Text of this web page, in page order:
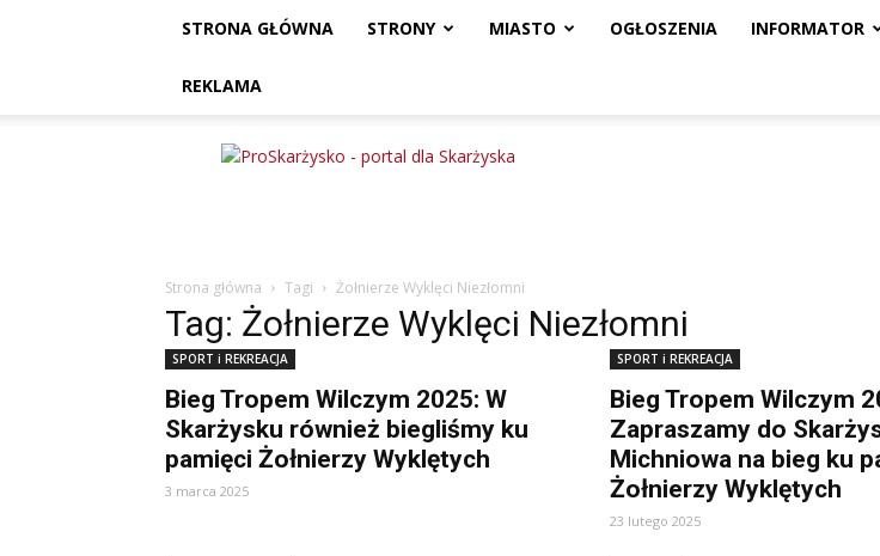
STRONA GŁÓWNA STRONY MIASTO OGŁOSZENIA INFORMATOR
REKLAMA
ProSkarżysko
Strona główna Tagi Żołnierze Wyklęci Niezłomni
Tag: Żołnierze Wyklęci Niezłomni
SPORT i REKREACJA
Bieg Tropem Wilczym 2025: W
Skarżysku również biegliśmy ku
pamięci Żołnierzy Wyklętych
3 marca 2025
SPORT i REKREACJA
Bieg Tropem Wilczym
Zapraszamy do
Michniowa na bieg ku
Żołnierzy Wyklętych
23 lutego 2025